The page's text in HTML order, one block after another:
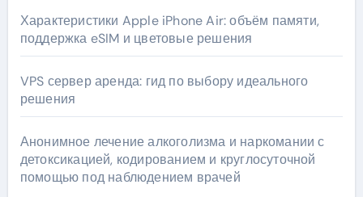
Характеристики Apple iPhone Air: объём памяти,
поддержка eSIM и цветовые решения
VPS сервер аренда: гид по выбору идеального
решения
Анонимное лечение алкоголизма и наркомании с
детоксикацией, кодированием и круглосуточной
помощью под наблюдением врачей